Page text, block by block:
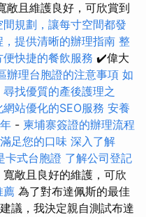
敞且維護良好，可欣賞到
間規劃，讓每寸空間都發
提供清晰的辦理指南 整
快捷的餐飲服務 ✔️偉大
辦理台胞證的注意事項 如
尋找優質的產後護理之
網站優化的SEO服務 安養
- 柬埔寨簽證的辦理流程
足您的口味 深入了解
卡式台胞證 了解公司登記
寬敞且良好的維護，可欣
薦 為了對布達佩斯的最佳
議，我決定親自測試布達